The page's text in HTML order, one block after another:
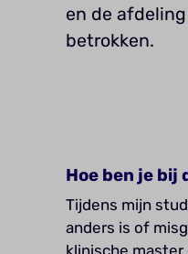
en de
betrokken.
Hoe ben je
Tijdens mijn
anders is of
klinische